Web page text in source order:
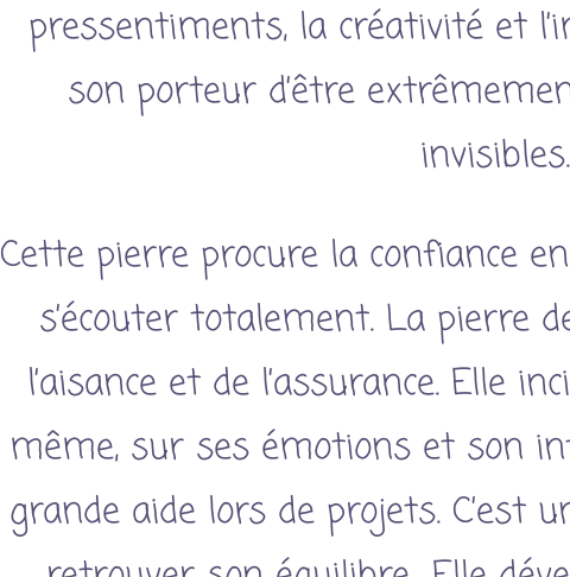
pressentiments, la créativité et
son porteur d’être
invisibles.
Cette pierre procure la confiance
s’écouter totalement. La pierre
l’aisance et de l’assurance. Elle
même, sur ses émotions et son
grande aide lors de projets. C’est